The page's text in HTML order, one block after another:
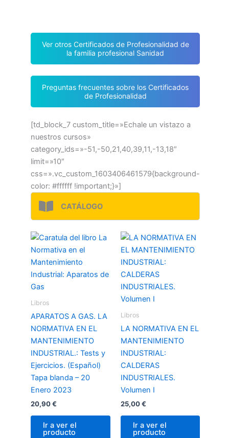
Ver otros Certificados de Profesionalidad de
la familia profesional Sanidad
Preguntas frecuentes sobre los Certificados
de Profesionalidad
[td_block_7 custom_title=»Echale un vistazo a
nuestros cursos»
category_ids=»-51,-50,21,40,39,11,-13,18″
limit=»10″
css=».vc_custom_1603406461579{background-
color: #ffffff !important;}»]
CATÁLOGO
Libros
APARATOS A GAS. LA
NORMATIVA EN EL
MANTENIMIENTO
INDUSTRIAL.: Tests y
Ejercicios. (Español)
Tapa blanda – 20
Enero 2023
20,90€
Ir a ver el
producto
Libros
LA NORMATIVA EN EL
MANTENIMIENTO
INDUSTRIAL:
CALDERAS
INDUSTRIALES.
Volumen I
25,00€
Ir a ver el
producto